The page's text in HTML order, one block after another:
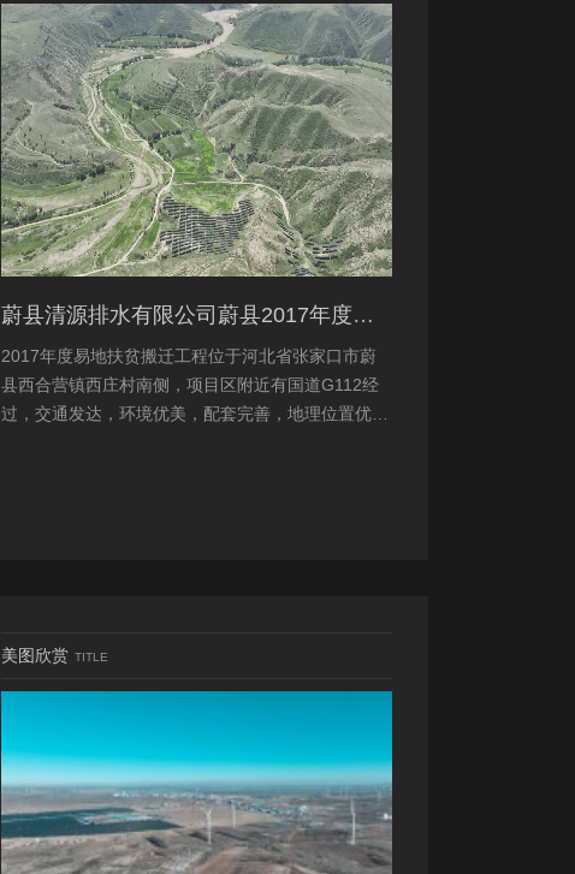
设施建设项目堆料...
蔚县清源排水有限公司蔚县2017年度易地扶贫搬迁工程（一期）水土保持方案
2017年度易地扶贫搬迁工程位于河北省张家口市蔚
县西合营镇西庄村南侧，项目区附近有国道G112经
过，交通发达，环境优美，配套完善，地理位置优
美图欣赏 TITLE